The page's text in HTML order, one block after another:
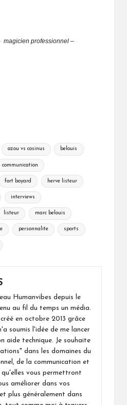
professionnel –
azou vs cosinus belouis
communication
fort boyard herve listeur
interviews
listeur marc belouis
personnalite sports
Humanvibes depuis le
au fil du temps un média.
en octobre 2013 grâce
soumis l'idée de me lancer
aide technique. Je souhaite
dans les domaines du
de la communication et
qu'elles vous permettront
améliorer dans vos
plus généralement dans